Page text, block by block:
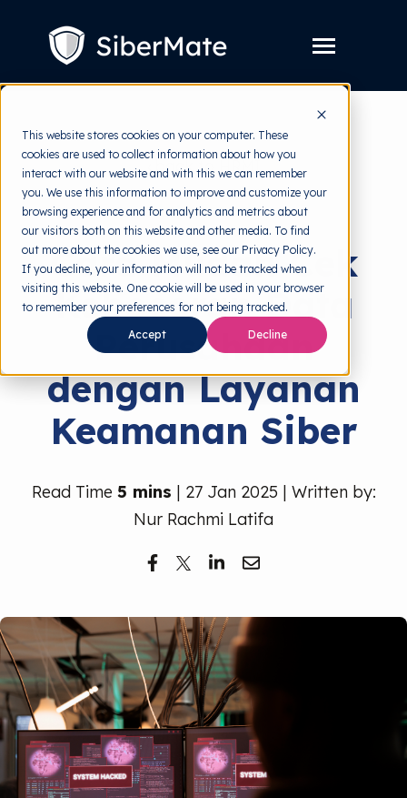
This website stores cookies on your computer. These
cookies are used to collect information about how you
interact with our website and with this we can remember
you. We use this information to improve and customize your
browsing experience and for analytics and metrics about
our visitors both on this website and other media. To find
out more about the cookies we use, see our Privacy Policy.
If you decline, your information will not be tracked when
visiting this website. One cookie will be used in your browser
to remember your preferences for not being tracked.
Accept Decline
Toggle
Layanan
children
for
Layanan
Harga
Resources Toggle
children
for
Resources
Tools Gratis Toggle
children
for
Tools
Tentang
Coba Gratis
back to HRMI
Data Breach
Cara Mudah Cek
Kebocoran Data
Perusahaan
dengan Layanan
Keamanan Siber
Read Time 5 mins | 27 Jan 2025 | Written by:
Nur Rachmi Latifa